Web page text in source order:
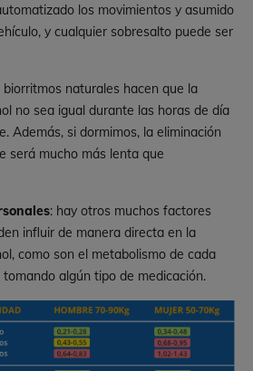
los movimientos y asumido
y cualquier sobresalto puede ser
biorritmos naturales hacen que la
no sea igual durante las horas de día
Además, si dormimos, la eliminación
será mucho más lenta que
: hay otros muchos factores
influir de manera directa en la
como son el metabolismo de cada
algún tipo de medicación.